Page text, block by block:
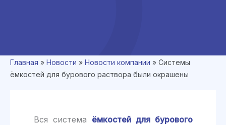
Главная » Новости » Новости компании » Системы
ёмкостей для бурового раствора были окрашены
Вся система ёмкостей для бурового